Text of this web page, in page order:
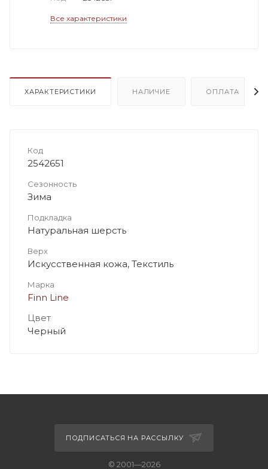
Все характеристики
ХАРАКТЕРИСТИКИ НАЛИЧИЕ ОПЛАТА
Код
2542651
Сезонность
Зима
Подкладка
Натуральная шерсть
Верх
Искусственная кожа, Текстиль
Марка
Finn Line
Цвет
Черный
ПОДПИСАТЬСЯ НА РАССЫЛКУ
© 2001—2026